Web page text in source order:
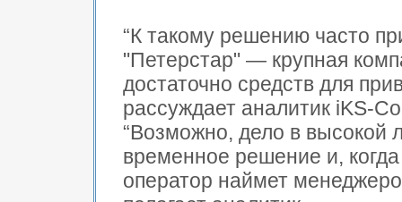
“К такому решению часто
"Петерстар" — крупная
достаточно средств для
рассуждает аналитик iKS-
“Возможно, дело в высокой
временное решение и,
оператор наймет